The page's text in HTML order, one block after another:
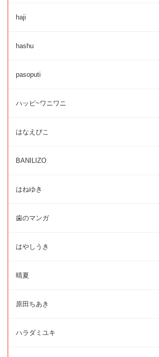
haji
hashu
pasoputi
ハッピ~ワニワニ
はなえぴこ
BANILIZO
はねゆき
歯のマンガ
はやしうき
晴夏
原田ちあき
ハラダミユキ